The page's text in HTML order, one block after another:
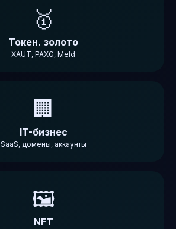
🥇
Токен. золото
XAUT, PAXG, Meld
🏢
IT-бизнес
SaaS, домены, аккаунты
🖼️
NFT